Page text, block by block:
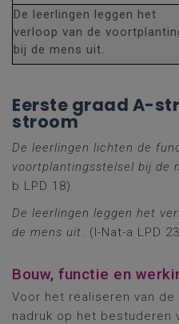
De leerlingen leggen het
verloop van de
bij de mens uit.
Eerste graad A-
stroom
De leerlingen lichten de
voortplantingsstelsel bij de
b LPD 18)
De leerlingen leggen het
de mens uit. (I-Nat-a LPD
Bouw, functie en
Voor het realiseren van
nadruk op het bestuderen